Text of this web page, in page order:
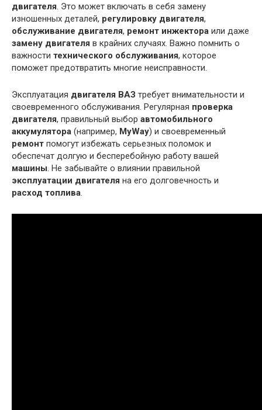
двигателя . Это может включать в себя замену
изношенных деталей, регулировку двигателя,
обслуживание двигателя, ремонт инжектора или даже
замену двигателя в крайних случаях. Важно помнить о
важности технического обслуживания, которое
поможет предотвратить многие неисправности.
Эксплуатация двигателя ВАЗ требует внимательности и
своевременного обслуживания. Регулярная проверка
двигателя, правильный выбор автомобильного
аккумулятора (например, MyWay) и своевременный
ремонт помогут избежать серьезных поломок и
обеспечат долгую и бесперебойную работу вашей
машины . Не забывайте о влиянии правильной
эксплуатации двигателя на его долговечность и
расход топлива